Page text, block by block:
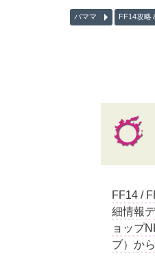
パママ FF14攻略
FF14 /
細情報
ョップ
ブ）か